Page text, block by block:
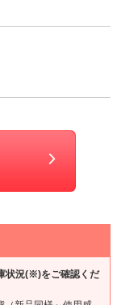
、お宮参りなど
状況(※)をご確認くだ